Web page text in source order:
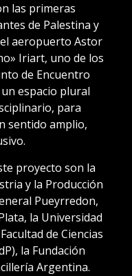
las primeras
de Palestina y
aeropuerto Astor
Iriart, uno de los
de Encuentro
espacio plural
para
sentido amplio,
proyecto son la
y la Producción
Pueyrredon,
la Universidad
de Ciencias
la Fundación
Argentina.